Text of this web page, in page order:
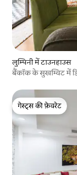
लुम्पिनी में टाउनहाउस
बैंकॉक के सुखम्विट में
गेस्ट्स की फ़ेवरेट
गेस्ट्स की फ़ेवरेट